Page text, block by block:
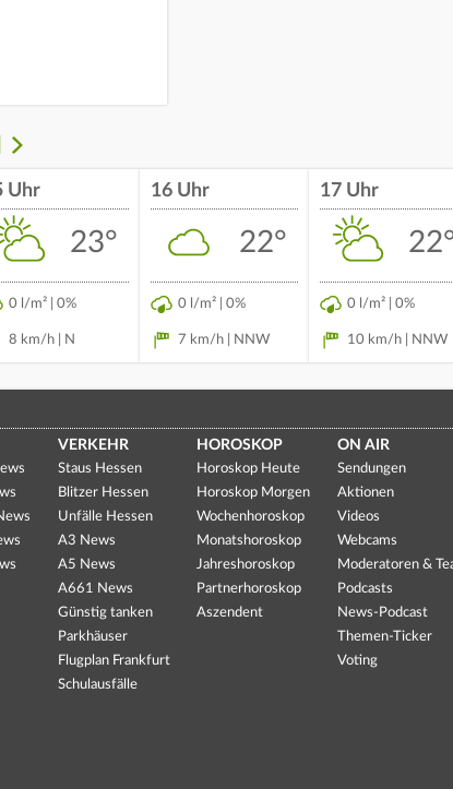
Uhr
23°
0 l/m² | 0%
8 km/h | N
16 Uhr
22°
0 l/m² | 0%
7 km/h | NNW
17 Uhr
0 l/m² | 0%
10 km/h | NNW
VERKEHR
Staus Hessen
Blitzer Hessen
Unfälle Hessen
A3 News
A5 News
A661 News
Günstig tanken
Parkhäuser
Flugplan Frankfurt
Schulausfälle
HOROSKOP
Horoskop Heute
Horoskop Morgen
Wochenhoroskop
Monatshoroskop
Jahreshoroskop
Partnerhoroskop
Aszendent
ON AIR
Sendungen
Aktionen
Videos
Webcams
Moderatoren &
Podcasts
News-Podcast
Themen-Ticker
Voting